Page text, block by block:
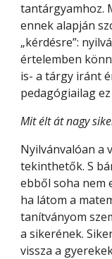
tantárgyamhoz.
ennek alapján
„kérdésre”:
értelemben
is- a tárgy iránt
pedagógiailag
Mit élt át nagy
Nyilvánvalóan a
tekinthetők. S
ebből soha nem
ha látom a
tanítványom
a sikerének.
vissza a